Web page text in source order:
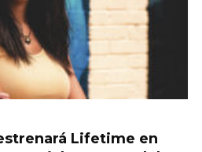
Lifetime en